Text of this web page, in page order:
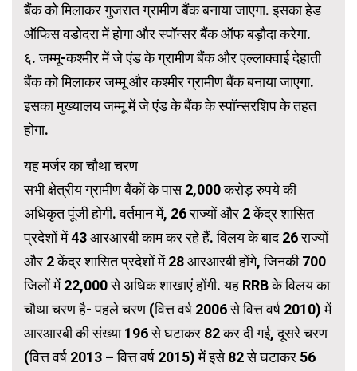
बैंक को मिलाकर गुजरात ग्रामीण बैंक बनाया जाएगा. इसका हेड
ऑफिस वडोदरा में होगा और स्पॉन्सर बैंक ऑफ बड़ौदा करेगा.
६. जम्मू-कश्मीर में जे एंड के ग्रामीण बैंक और एल्लाक्वाई देहाती
बैंक को मिलाकर जम्मू और कश्मीर ग्रामीण बैंक बनाया जाएगा.
इसका मुख्यालय जम्मू में जे एंड के बैंक के स्पॉन्सरशिप के तहत
होगा.
यह मर्जर का चौथा चरण
सभी क्षेत्रीय ग्रामीण बैंकों के पास 2,000 करोड़ रुपये की
अधिकृत पूंजी होगी. वर्तमान में, 26 राज्यों और 2 केंद्र शासित
प्रदेशों में 43 आरआरबी काम कर रहे हैं. विलय के बाद 26 राज्यों
और 2 केंद्र शासित प्रदेशों में 28 आरआरबी होंगे, जिनकी 700
जिलों में 22,000 से अधिक शाखाएं होंगी. यह RRB के विलय का
चौथा चरण है- पहले चरण (वित्त वर्ष 2006 से वित्त वर्ष 2010) में
आरआरबी की संख्या 196 से घटाकर 82 कर दी गई, दूसरे चरण
(वित्त वर्ष 2013 – वित्त वर्ष 2015) में इसे 82 से घटाकर 56